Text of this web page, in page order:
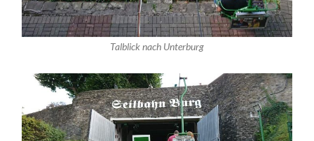
Talblick nach Unterburg